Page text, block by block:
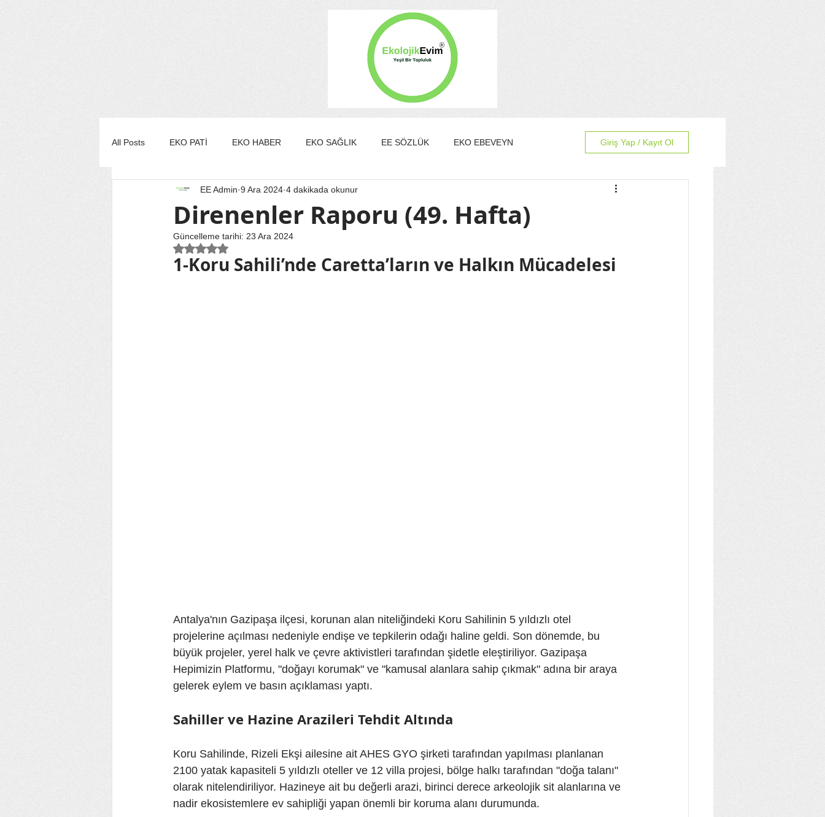
All Posts EKO PATİ EKO HABER EKO SAĞLIK EE SÖZLÜK EKO EBEVEYN
EKO MUTFAK EKO STİL/MODA/GÜZELLİK EKO KÜLTÜR&SANAT
EKO TURİZM EKO YAŞAM EKO YAZARLAR
Giriş Yap / Kayıt Ol
Direnenler Raporu (49. Hafta)
EE Admin 9 Ara 2024 4 dakikada okunur
Güncelleme tarihi: 23 Ara 2024
5 üzerinden NaN yıldız
1-Koru Sahili’nde Caretta’ların ve Halkın Mücadelesi
Antalya'nın Gazipaşa ilçesi, korunan alan niteliğindeki Koru Sahilinin 5 yıldızlı otel
projelerine açılması nedeniyle endişe ve tepkilerin odağı haline geldi. Son dönemde, bu
büyük projeler, yerel halk ve çevre aktivistleri tarafından şidetle eleştiriliyor. Gazipaşa
Hepimizin Platformu, "doğayı korumak" ve "kamusal alanlara sahip çıkmak" adına bir araya
gelerek eylem ve basın açıklaması yaptı.
Sahiller ve Hazine Arazileri Tehdit Altında
Koru Sahilinde, Rizeli Ekşi ailesine ait AHES GYO şirketi tarafından yapılması planlanan
2100 yatak kapasiteli 5 yıldızlı oteller ve 12 villa projesi, bölge halkı tarafından "doğa talanı"
olarak nitelendiriliyor. Hazineye ait bu değerli arazi, birinci derece arkeolojik sit alanlarına ve
nadir ekosistemlere ev sahipliği yapan önemli bir koruma alanı durumunda.